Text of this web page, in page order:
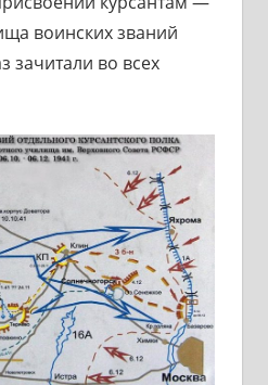
воинских званий
зачитали во всех